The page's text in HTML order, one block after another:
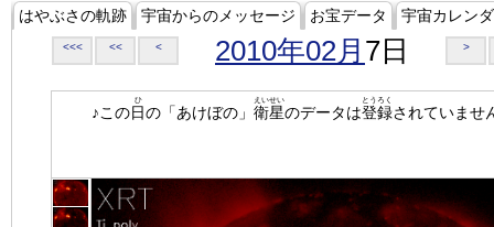
はやぶさの軌跡 宇宙からのメッセージ お宝データ 宇宙カレン
<<< << < 2010年02月 7日 >
♪この日
ひ
の「あけぼの」 衛星
えいせい
のデータは登録
とうろく
されていませ